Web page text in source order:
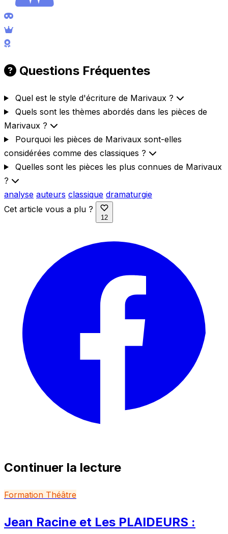
Questions Fréquentes
Quel est le style d'écriture de Marivaux ?
Quels sont les thèmes abordés dans les pièces de
Marivaux ?
Pourquoi les pièces de Marivaux sont-elles
considérées comme des classiques ?
Quelles sont les pièces les plus connues de Marivaux
?
analyse auteurs classique dramaturgie
Cet article vous a plu ?
12
Continuer la lecture
Formation Théâtre
Jean Racine et Les PLAIDEURS :